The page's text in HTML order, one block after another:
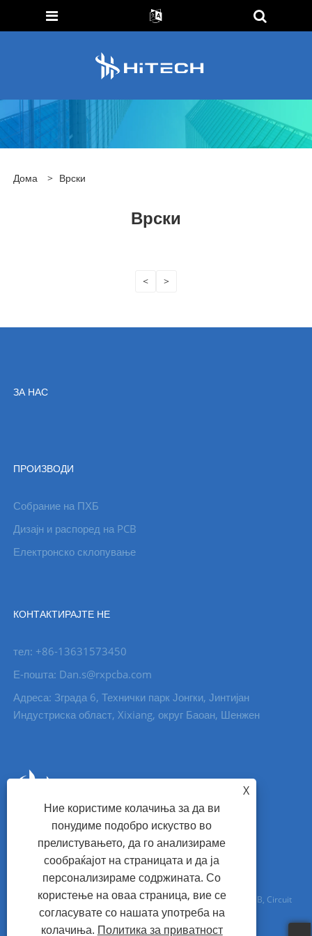
Дома > Врски
Врски
< >
ЗА НАС
ПРОИЗВОДИ
Собрание на ПХБ
Дизајн и распоред на PCB
Електронско склопување
КОНТАКТИРАЈТЕ НЕ
тел: +86-13631573450
Е-пошта: Dan.s@rxpcba.com
Адреса: Зграда 6, Технички парк Јонгки, Јинтијан
Индустриска област, Xixiang, округ Баоан, Шенжен
Copyright © 2023 Shenzhen Hi Tech Co., Ltd. - Собрание на PCB, Circuit
Board, PCB - Сите права се задржани
X
Ние користиме колачиња за да ви
понудиме подобро искуство во
прелистувањето, да го анализираме
сообраќајот на страницата и да ја
персонализираме содржината. Со
користење на оваа страница, вие се
согласувате со нашата употреба на
колачиња. Политика за приватност